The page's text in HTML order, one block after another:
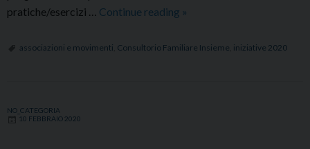
pratiche/esercizi … Continue reading Mindfulless
»
associazioni e movimenti Consultorio Familiare Insieme iniziative 2020
NO_CATEGORIA
10 FEBBRAIO 2020